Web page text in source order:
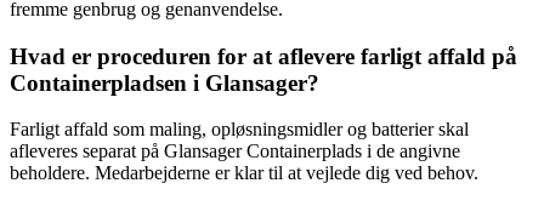
fremme genbrug og genanvendelse.
Hvad er proceduren for at aflevere farligt affald på
Containerpladsen i Glansager?
Farligt affald som maling, opløsningsmidler og batterier skal
afleveres separat på Glansager Containerplads i de angivne
beholdere. Medarbejderne er klar til at vejlede dig ved behov.